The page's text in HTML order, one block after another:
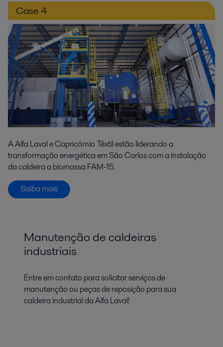
Case 4
A Alfa Laval e Capricórnio Têxtil estão liderando a
transformação energética em São Carlos com a instalação
da caldeira a biomassa FAM-15.
Saiba mais
Manutenção de caldeiras
industriais
Entre em contato para solicitar serviços de
manutenção ou peças de reposição para sua
caldeira industrial da Alfa Laval!